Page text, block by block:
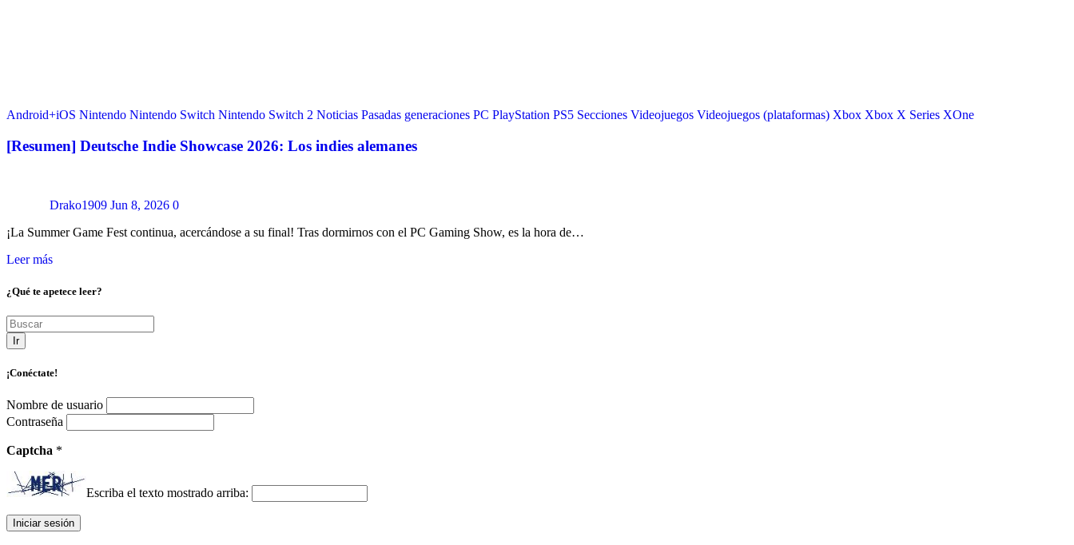
Android+iOS Nintendo Nintendo Switch Nintendo Switch 2 Noticias Pasadas generaciones PC PlayStation PS5 Secciones Videojuegos Videojuegos (plataformas) Xbox Xbox X Series XOne
[Resumen] Deutsche Indie Showcase 2026: Los indies alemanes
Drako1909 Jun 8, 2026 0
¡La Summer Game Fest continua, acercándose a su final! Tras dormirnos con el PC Gaming Show, es la hora de…
Leer más
¿Qué te apetece leer?
Ir
¡Conéctate!
Nombre de usuario
Contraseña
Captcha *
Escriba el texto mostrado arriba: